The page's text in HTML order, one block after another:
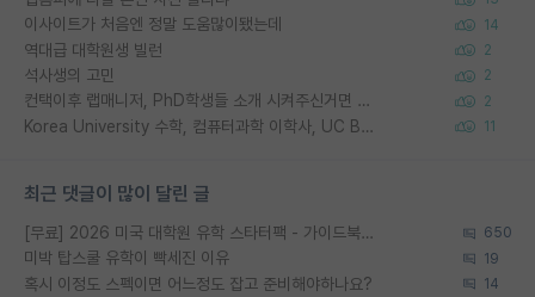
이사이트가 처음엔 정말 도움많이됐는데 14
역대급 대학원생 빌런 2
석사생의 고민 2
컨택이후 랩매니저, PhD학생들 소개 시켜주신거면 거의 컨펌에 가깝나요? 2
Korea University 수학, 컴퓨터과학 이학사, UC Berkeley 산업공학 대학원 공학박사가 되는 것은 쉽지 않겠죠? 11
최근 댓글이 많이 달린 글
[무료] 2026 미국 대학원 유학 스타터팩 - 가이드북 & 합격자 컨택메일 템플릿 650
미박 탑스쿨 유학이 빡세진 이유 19
혹시 이정도 스펙이면 어느정도 잡고 준비해야하나요? 14